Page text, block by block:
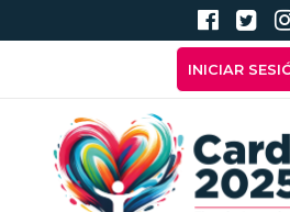
Pasar al contenido principal
Menú de
INICIAR